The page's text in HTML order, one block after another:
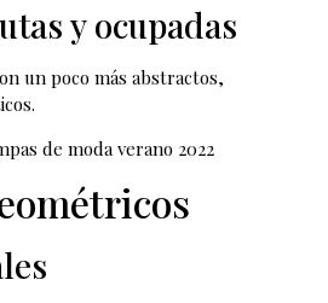
y ocupadas
un poco más abstractos,